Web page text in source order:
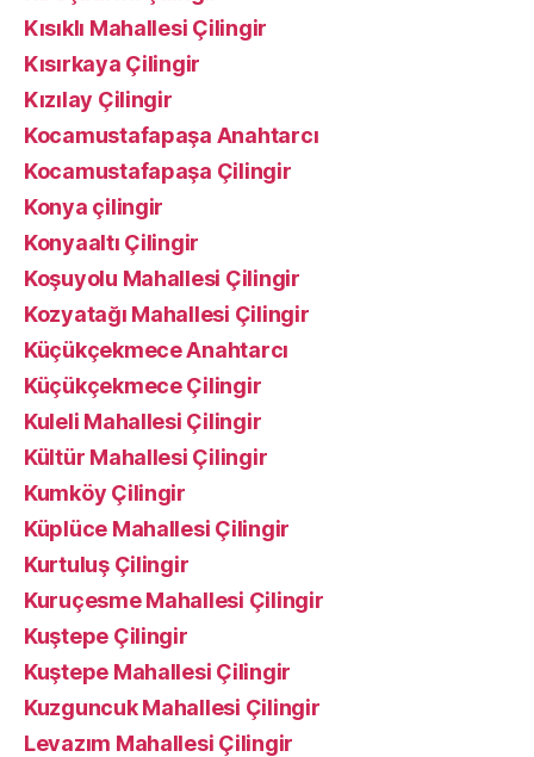
Kısıklı Mahallesi Çilingir
Kısırkaya Çilingir
Kızılay Çilingir
Kocamustafapaşa Anahtarcı
Kocamustafapaşa Çilingir
Konya çilingir
Konyaaltı Çilingir
Koşuyolu Mahallesi Çilingir
Kozyatağı Mahallesi Çilingir
Küçükçekmece Anahtarcı
Küçükçekmece Çilingir
Kuleli Mahallesi Çilingir
Kültür Mahallesi Çilingir
Kumköy Çilingir
Küplüce Mahallesi Çilingir
Kurtuluş Çilingir
Kuruçesme Mahallesi Çilingir
Kuştepe Çilingir
Kuştepe Mahallesi Çilingir
Kuzguncuk Mahallesi Çilingir
Levazım Mahallesi Çilingir